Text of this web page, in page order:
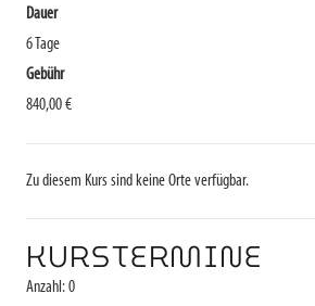
Dauer
6 Tage
Gebühr
840,00 €
Zu diesem Kurs sind keine Orte verfügbar.
KURSTERMINE
Anzahl: 0